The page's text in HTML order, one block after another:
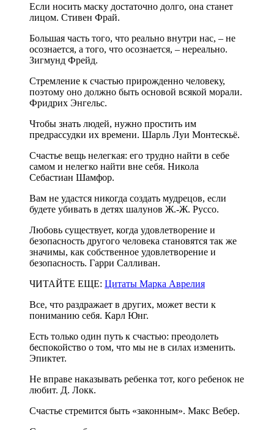
Если носить маску достаточно долго, она станет
лицом. Стивен Фрай.
Большая часть того, что реально внутри нас, – не
осознается, а того, что осознается, – нереально.
Зигмунд Фрейд.
Стремление к счастью прирожденно человеку,
поэтому оно должно быть основой всякой морали.
Фридрих Энгельс.
Чтобы знать людей, нужно простить им
предрассудки их времени. Шарль Луи Монтескьё.
Счастье вещь нелегкая: его трудно найти в себе
самом и нелегко найти вне себя. Никола
Себастиан Шамфор.
Вам не удастся никогда создать мудрецов, если
будете убивать в детях шалунов Ж.-Ж. Руссо.
Любовь существует, когда удовлетворение и
безопасность другого человека становятся так же
значимы, как собственное удовлетворение и
безопасность. Гарри Салливан.
ЧИТАЙТЕ ЕЩЕ: Цитаты Марка Аврелия
Все, что раздражает в других, может вести к
пониманию себя. Карл Юнг.
Есть только один путь к счастью: преодолеть
беспокойство о том, что мы не в силах изменить.
Эпиктет.
Не вправе наказывать ребенка тот, кого ребенок не
любит. Д. Локк.
Счастье стремится быть «законным». Макс Вебер.